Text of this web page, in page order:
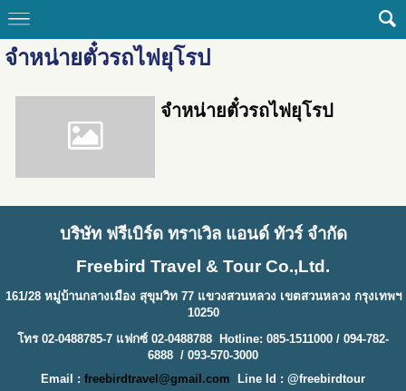
จำหน่ายตั๋วรถไฟยุโรป
จำหน่ายตั๋วรถไฟยุโรป
บริษัท ฟรีเบิร์ด ทราเวิล แอนด์ ทัวร์ จำกัด
Freebird Travel & Tour Co.,Ltd.
161/28 หมู่บ้านกลางเมือง สุขุมวิท 77 แขวงสวนหลวง เขตสวนหลวง กรุงเทพฯ
10250
โทร 02-0488785-7 แฟกซ์ 02-0488788 Hotline: 085-1511000 / 094-782-
6888 / 093-570-3000
Email : freebirdtravel@gmail.com
Line Id : @freebirdtour